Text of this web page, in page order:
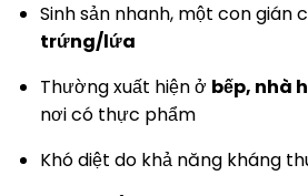
Sinh sản nhanh, một con gián
trứng/lứa
Thường xuất hiện ở bếp, nhà
nơi có thực phẩm
Khó diệt do khả năng kháng